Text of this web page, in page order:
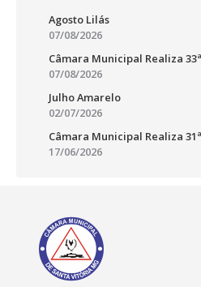
Agosto Lilás
07/08/2026
Câmara Municipal Realiza
07/08/2026
Julho Amarelo
02/07/2026
Câmara Municipal Realiza
17/06/2026